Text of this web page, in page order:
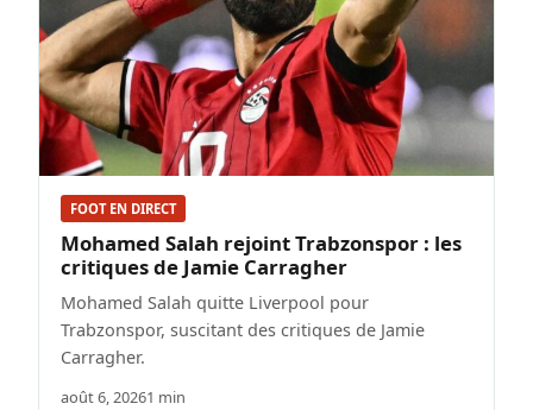
FOOT EN DIRECT
Mohamed Salah rejoint Trabzonspor : les
critiques de Jamie Carragher
Mohamed Salah quitte Liverpool pour
Trabzonspor, suscitant des critiques de Jamie
Carragher.
août 6, 20261 min